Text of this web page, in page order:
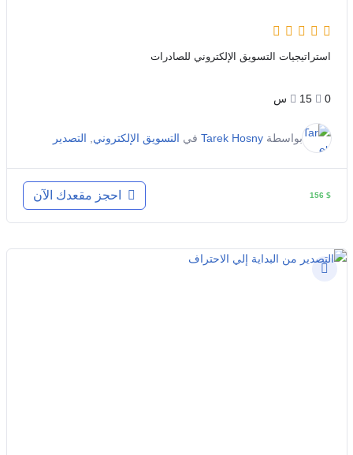
استراتيجيات التسويق الإلكتروني للصادرات
0 15س
بواسطةTarek Hosny في التسويق الإلكتروني التصدير
156 $ احجز مقعدك الآن